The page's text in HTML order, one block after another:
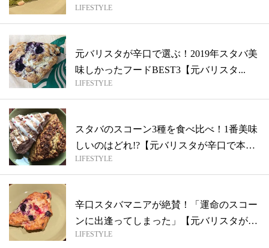
バリ...
LIFESTYLE
元バリスタが辛口で選ぶ！2019年スタバ美
味しかったフードBEST3【元バリスタ...
LIFESTYLE
スタバのスコーン3種を食べ比べ！1番美味
しいのはどれ!?【元バリスタが辛口で本
音...
LIFESTYLE
辛口スタバマニアが絶賛！「運命のスコー
ンに出逢ってしまった」【元バリスタが本
音で...
LIFESTYLE